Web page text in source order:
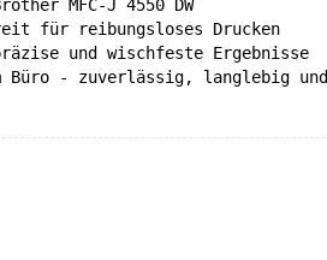
MFC-J 4550 DW
für reibungsloses Drucken
und wischfeste Ergebnisse
Büro - zuverlässig, langlebig und